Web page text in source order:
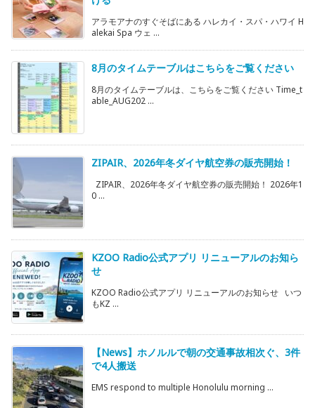
アラモアナのすぐそばにある ハレカイ・スパ・ハワイ H
alekai Spa ウェ ...
8月のタイムテーブルはこちらをご覧ください
8月のタイムテーブルは、こちらをご覧ください Time_t
able_AUG202 ...
ZIPAIR、2026年冬ダイヤ航空券の販売開始！
ZIPAIR、2026年冬ダイヤ航空券の販売開始！ 2026年1
0 ...
KZOO Radio公式アプリ リニューアルのお知ら
せ
KZOO Radio公式アプリ リニューアルのお知らせ いつ
もKZ ...
【News】ホノルルで朝の交通事故相次ぐ、3件
で4人搬送
EMS respond to multiple Honolulu morning ...